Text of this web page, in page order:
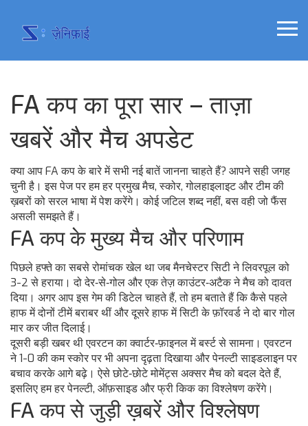
FA कप का पूरा सार – ताज़ा
खबरें और मैच अपडेट
क्या आप FA कप के बारे में सभी नई बातें जानना चाहते हैं? आपने सही जगह
चुनी है। इस पेज पर हम हर प्रमुख मैच, स्कोर, गोलहाइलाइट और टीम की
ख़बरों को सरल भाषा में पेश करेंगे। कोई जटिल शब्द नहीं, बस वही जो फैंस
असली समझते हैं।
FA कप के मुख्य मैच और परिणाम
पिछले हफ्ते का सबसे रोमांचक खेल था जब मैनचेस्टर सिटी ने लिवरपूल को
3-2 से हराया। दो देर‑से‑गोल और एक तेज़ काउंटर‑अटैक ने मैच को दावत
दिया। अगर आप इस गेम की डिटेल चाहते हैं, तो हम बताते हैं कि कैसे पहले
हाफ में दोनों टीमें बराबर थीं और दूसरे हाफ में सिटी के फ़ॉरवर्ड ने दो बार गोल
मार कर जीत दिलाई।
दूसरी बड़ी खबर थी एवरटन का क्वार्टर‑फ़ाइनल में बर्स्ट से सामना। एवरटन
ने 1-0 की कम स्कोर पर भी अपना दृढ़ता दिखाया और पेनल्टी साइडलाइन पर
बचाव करके आगे बढ़े। ऐसे छोटे‑छोटे मोमेंट्स अक्सर मैच को बदल देते हैं,
इसलिए हम हर पेनल्टी, ऑफ़साइड और फ्री किक का विश्लेषण करेंगे।
FA कप से जुड़ी ख़बरें और विश्लेषण